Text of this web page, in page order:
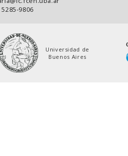
5285-9806
Universidad de
Buenos Aires